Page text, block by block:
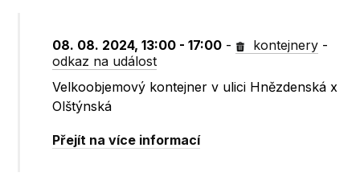
08. 08. 2024, 13:00 - 17:00 - kontejnery -
odkaz na událost
Velkoobjemový kontejner v ulici Hnězdenská x
Olštýnská
Přejít na více informací